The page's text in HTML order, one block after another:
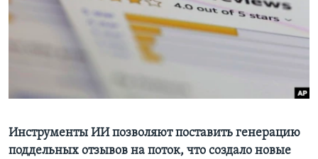
Learning English
Языки
Инструменты ИИ позволяют поставить генерацию
поддельных отзывов на поток, что создало новые